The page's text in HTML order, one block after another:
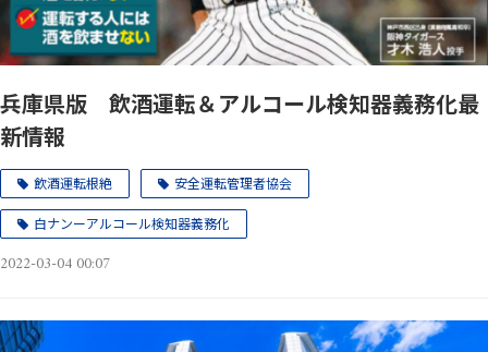
兵庫県版 飲酒運転＆アルコール検知器義務化最
新情報
飲酒運転根絶 安全運転管理者協会
白ナンーアルコール検知器義務化
2022-03-04 00:07